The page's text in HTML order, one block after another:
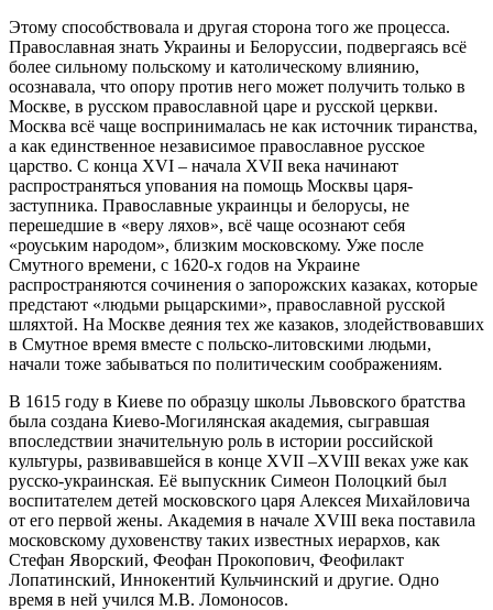
Этому способствовала и другая сторона того же процесса.
Православная знать Украины и Белоруссии, подвергаясь всё
более сильному польскому и католическому влиянию,
осознавала, что опору против него может получить только в
Москве, в русском православной царе и русской церкви.
Москва всё чаще воспринималась не как источник тиранства,
а как единственное независимое православное русское
царство. С конца XVI – начала XVII века начинают
распространяться упования на помощь Москвы царя-
заступника. Православные украинцы и белорусы, не
перешедшие в «веру ляхов», всё чаще осознают себя
«роуським народом», близким московскому. Уже после
Смутного времени, с 1620-х годов на Украине
распространяются сочинения о запорожских казаках, которые
предстают «людьми рыцарскими», православной русской
шляхтой. На Москве деяния тех же казаков, злодействовавших
в Смутное время вместе с польско-литовскими людьми,
начали тоже забываться по политическим соображениям.
В 1615 году в Киеве по образцу школы Львовского братства
была создана Киево-Могилянская академия, сыгравшая
впоследствии значительную роль в истории российской
культуры, развивавшейся в конце XVII –XVIII веках уже как
русско-украинская. Её выпускник Симеон Полоцкий был
воспитателем детей московского царя Алексея Михайловича
от его первой жены. Академия в начале XVIII века поставила
московскому духовенству таких известных иерархов, как
Стефан Яворский, Феофан Прокопович, Феофилакт
Лопатинский, Иннокентий Кульчинский и другие. Одно
время в ней учился М.В. Ломоносов.